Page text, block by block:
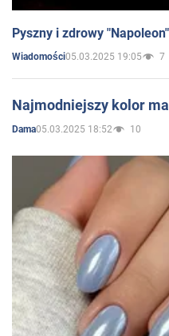
Pyszny i zdrowy
Wiadomości05.03.2025 19:05 7
Najmodniejszy kolor
Dama05.03.2025 18:52 10